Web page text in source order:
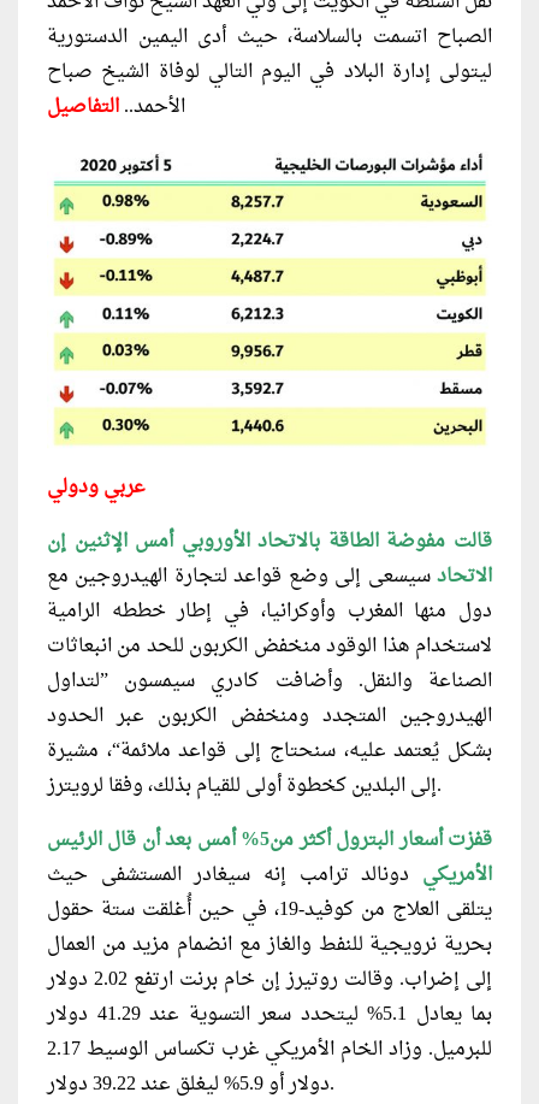
الصباح اتسمت بالسلاسة، حيث أدى اليمين الدستورية
ليتولى إدارة البلاد في اليوم التالي لوفاة الشيخ صباح
الأحمد..التفاصيل
عربي ودولي
قالت مفوضة الطاقة بالاتحاد الأوروبي أمس الإثنين إن
الاتحادسيسعى إلى وضع قواعد لتجارة الهيدروجين مع
دول منها المغرب وأوكرانيا، في إطار خططه الرامية
لاستخدام هذا الوقود منخفض الكربون للحد من انبعاثات
الصناعة والنقل. وأضافت كادري سيمسون ”لتداول
الهيدروجين المتجدد ومنخفض الكربون عبر الحدود
بشكل يُعتمد عليه، سنحتاج إلى قواعد ملائمة“، مشيرة
إلى البلدين كخطوة أولى للقيام بذلك، وفقا لرويترز.
قفزت أسعار البترول أكثر من5% أمس بعد أن قال الرئيس
الأمريكي دونالد ترامب إنه سيغادر المستشفى حيث
يتلقى العلاج من كوفيد-19، في حين أُغلقت ستة حقول
بحرية نرويجية للنفط والغاز مع انضمام مزيد من العمال
إلى إضراب. وقالت روتيرز إن خام برنت ارتفع 2.02 دولار
بما يعادل 5.1% ليتحدد سعر التسوية عند 41.29 دولار
للبرميل. وزاد الخام الأمريكي غرب تكساس الوسيط 2.17
دولار أو 5.9% ليغلق عند 39.22 دولار.